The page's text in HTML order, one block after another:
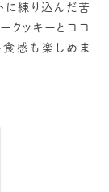
に練り込んだ苦
クッキーとココ
食感も楽しめま